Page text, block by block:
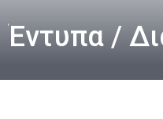
Έντυπα /